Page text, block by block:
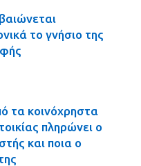
το γνήσιο της
τα κοινόχρηστα
πληρώνει ο
και ποια ο